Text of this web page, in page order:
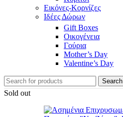
Εικόνες-Κορνίζες
Ιδέες Δώρων
Gift Boxes
Οικογένεια
Γούρια
Mother’s Day
Valentine’s Day
Search
Sold out